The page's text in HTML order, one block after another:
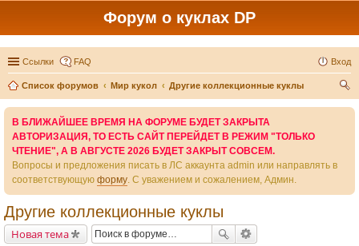
Форум о куклах DP
Ссылки FAQ Вход
Список форумов Мир кукол
Другие коллекционные куклы
В БЛИЖАЙШЕЕ ВРЕМЯ НА ФОРУМЕ БУДЕТ ЗАКРЫТА
АВТОРИЗАЦИЯ, ТО ЕСТЬ САЙТ ПЕРЕЙДЕТ В РЕЖИМ "ТОЛЬКО
ЧТЕНИЕ", А В АВГУСТЕ 2026 БУДЕТ ЗАКРЫТ СОВСЕМ.
Вопросы и предложения писать в ЛС аккаунта admin или направлять в
соответствующую форму. С уважением и сожалением, Админ.
Другие коллекционные куклы
Новая тема